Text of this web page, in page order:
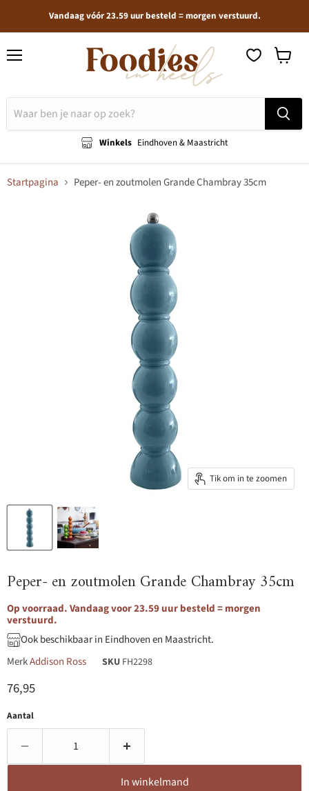
Vandaag vóór 23.59 uur besteld = morgen verstuurd.
Winkels Eindhoven & Maastricht
Startpagina Peper- en zoutmolen Grande Chambray 35cm
Tik om in te zoomen
Peper- en zoutmolen Grande Chambray 35cm
Op voorraad. Vandaag voor 23.59 uur besteld = morgen
verstuurd.
Ook beschikbaar in Eindhoven en Maastricht.
MerkAddison Ross SKU FH2298
Huidige prijs
76,95
Aantal
In winkelmand